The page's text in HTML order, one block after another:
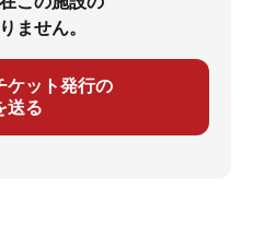
おふろcafé びわこ座は、年
とか。
密はいったい何？
café びわこ座の魅力を紹介
ません。
ケット発行の
送る